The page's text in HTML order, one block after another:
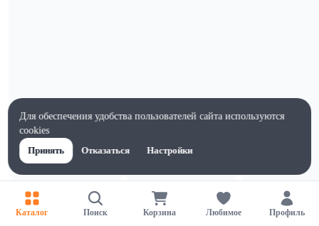
Характеристики
Ширина, мм
Каталог Поиск Корзина Любимое Профиль
Для обеспечения удобства пользователей сайта используются
cookies
Принять
Отказаться Настройки